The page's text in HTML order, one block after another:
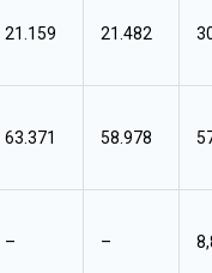
21.159 21.482
63.371 58.978
– –